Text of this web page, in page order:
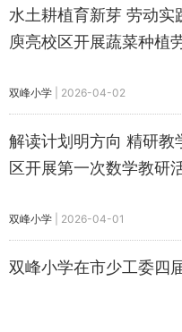
水土耕植育新芽 劳动
庾亮校区开展蔬菜种植
双峰小学 2026-04-02
解读计划明方向 精研
区开展第一次数学教研
双峰小学 2026-04-01
双峰小学在市少工委四